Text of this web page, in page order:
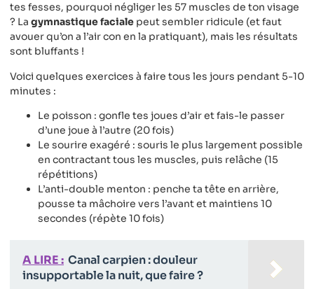
tes fesses, pourquoi négliger les 57 muscles de ton visage
? La gymnastique faciale peut sembler ridicule (et faut
avouer qu’on a l’air con en la pratiquant), mais les résultats
sont bluffants !
Voici quelques exercices à faire tous les jours pendant 5-10
minutes :
Le poisson : gonfle tes joues d’air et fais-le passer
d’une joue à l’autre (20 fois)
Le sourire exagéré : souris le plus largement possible
en contractant tous les muscles, puis relâche (15
répétitions)
L’anti-double menton : penche ta tête en arrière,
pousse ta mâchoire vers l’avant et maintiens 10
secondes (répète 10 fois)
A LIRE : Canal carpien : douleur
insupportable la nuit, que faire ?